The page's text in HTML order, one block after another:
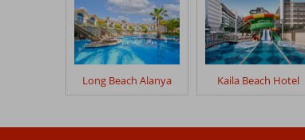
geschreven
na
hun
verblijf
Rubi
Long Beach Alanya Kaila Beach Hotel